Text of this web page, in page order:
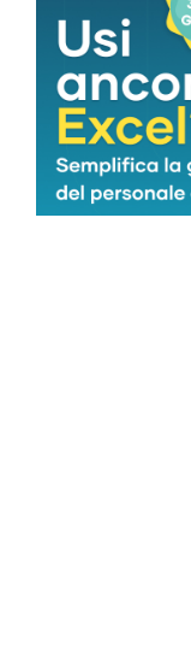
cronaca